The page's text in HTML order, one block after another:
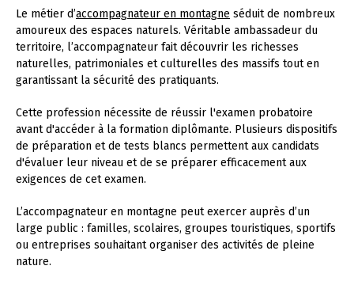
Le métier d’accompagnateur en montagne séduit de nombreux
amoureux des espaces naturels. Véritable ambassadeur du
territoire, l’accompagnateur fait découvrir les richesses
naturelles, patrimoniales et culturelles des massifs tout en
garantissant la sécurité des pratiquants.
Cette profession nécessite de réussir l'examen probatoire
avant d'accéder à la formation diplômante. Plusieurs dispositifs
de préparation et de tests blancs permettent aux candidats
d'évaluer leur niveau et de se préparer efficacement aux
exigences de cet examen.
L’accompagnateur en montagne peut exercer auprès d’un
large public : familles, scolaires, groupes touristiques, sportifs
ou entreprises souhaitant organiser des activités de pleine
nature.